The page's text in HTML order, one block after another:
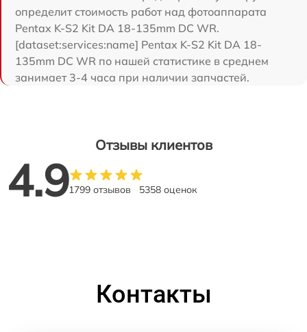
определит стоимость работ над фотоаппарата
Pentax K-S2 Kit DA 18-135mm DC WR.
[dataset:services:name] Pentax K-S2 Kit DA 18-
135mm DC WR по нашей статистике в среднем
занимает 3-4 часа при наличии запчастей.
Отзывы клиентов
4.91799 отзывов 5358 оценок
Контакты